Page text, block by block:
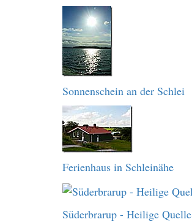
Sonnenschein an der Schlei
Ferienhaus in Schleinähe
Süderbrarup - Heilige Quelle